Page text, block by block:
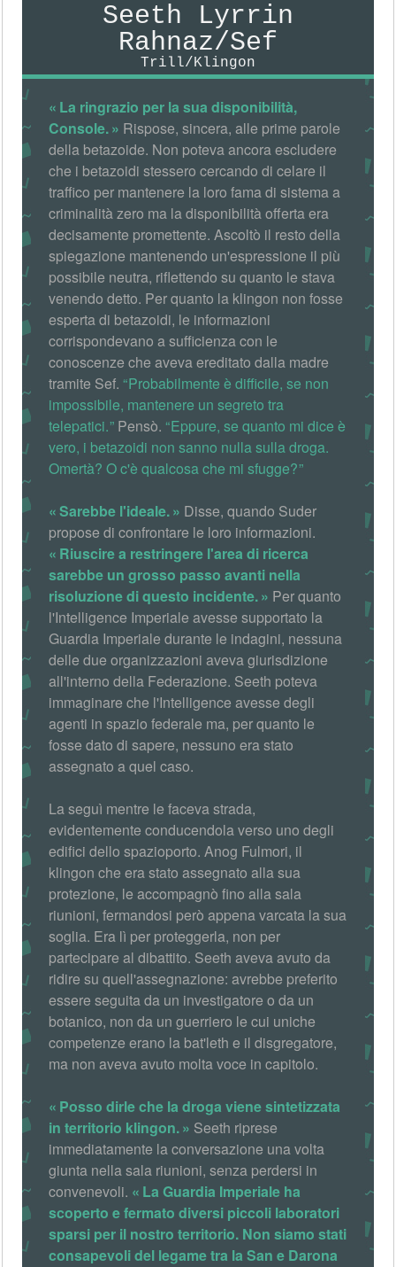
Seeth Lyrrin
Rahnaz/Sef
Trill/Klingon
La ringrazio per la sua disponibilità,
Console.
Rispose, sincera, alle prime parole
della betazoide. Non poteva ancora escludere
che i betazoidi stessero cercando di celare il
traffico per mantenere la loro fama di sistema a
criminalità zero ma la disponibilità offerta era
decisamente promettente. Ascoltò il resto della
spiegazione mantenendo un'espressione il più
possibile neutra, riflettendo su quanto le stava
venendo detto. Per quanto la klingon non fosse
esperta di betazoidi, le informazioni
corrispondevano a sufficienza con le
conoscenze che aveva ereditato dalla madre
tramite Sef. Probabilmente è difficile, se non
impossibile, mantenere un segreto tra
telepatici. Pensò. Eppure, se quanto mi dice è
vero, i betazoidi non sanno nulla sulla droga.
Omertà? O c'è qualcosa che mi sfugge?
Sarebbe l'ideale.
Disse, quando Suder
propose di confrontare le loro informazioni.
Riuscire a restringere l'area di ricerca
sarebbe un grosso passo avanti nella
risoluzione di questo incidente.
Per quanto
l'Intelligence Imperiale avesse supportato la
Guardia Imperiale durante le indagini, nessuna
delle due organizzazioni aveva giurisdizione
all'interno della Federazione. Seeth poteva
immaginare che l'Intelligence avesse degli
agenti in spazio federale ma, per quanto le
fosse dato di sapere, nessuno era stato
assegnato a quel caso.
La seguì mentre le faceva strada,
evidentemente conducendola verso uno degli
edifici dello spazioporto. Anog Fulmori, il
klingon che era stato assegnato alla sua
protezione, le accompagnò fino alla sala
riunioni, fermandosi però appena varcata la sua
soglia. Era lì per proteggerla, non per
partecipare al dibattito. Seeth aveva avuto da
ridire su quell'assegnazione: avrebbe preferito
essere seguita da un investigatore o da un
botanico, non da un guerriero le cui uniche
competenze erano la bat'leth e il disgregatore,
ma non aveva avuto molta voce in capitolo.
Posso dirle che la droga viene sintetizzata
in territorio klingon.
Seeth riprese
immediatamente la conversazione una volta
giunta nella sala riunioni, senza perdersi in
convenevoli.
La Guardia Imperiale ha
scoperto e fermato diversi piccoli laboratori
sparsi per il nostro territorio. Non siamo stati
consapevoli del legame tra la San e Darona